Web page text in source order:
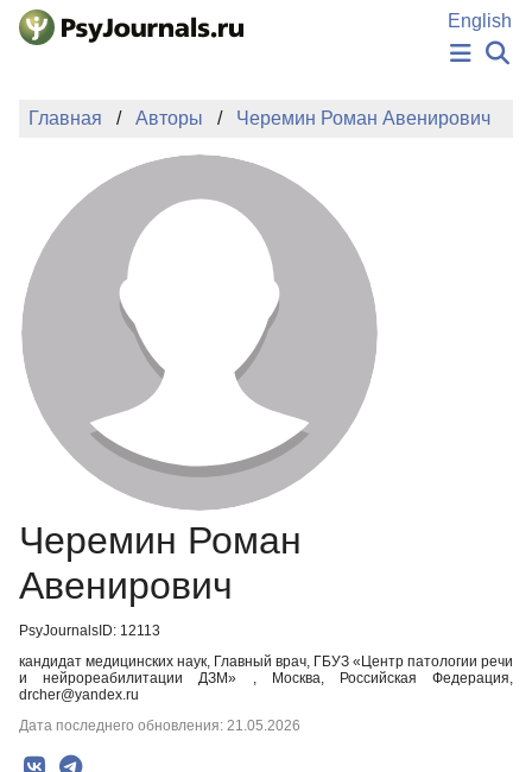
Перейти к основному содержанию
English
НОВОСТИ
АВТОРЫ
ПОДАТЬ РУКОПИСЬ
БАЗА ЗНАНИЙ
КЛЮЧЕВЫЕ СЛОВА
Регистрация
Главная Авторы Черемин Роман Авенирович
Черемин Роман
Авенирович
PsyJournalsID: 12113
кандидат медицинских наук, Главный врач, ГБУЗ «Центр патологии речи
и нейрореабилитации ДЗМ» , Москва, Российская Федерация,
drcher@yandex.ru
Дата последнего обновления: 21.05.2026